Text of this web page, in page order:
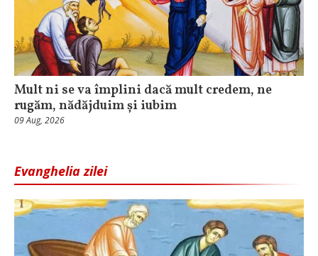
Mult ni se va împlini dacă mult credem, ne
rugăm, nădăjduim și iubim
09 Aug, 2026
Evanghelia zilei